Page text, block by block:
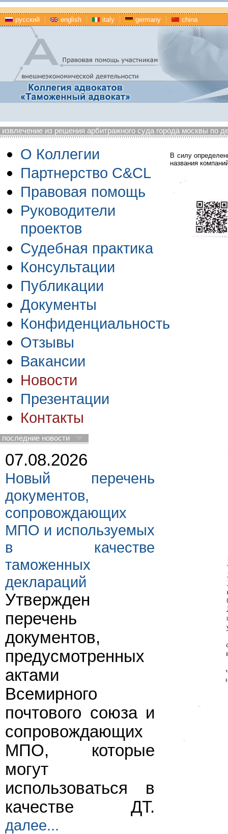
русский english italy germany china
извлечение из решения арбитражного суда города москвы по
О Коллегии
Партнерство C&CL
Правовая помощь
Руководители
проектов
Судебная практика
Консультации
Публикации
Документы
Конфиденциальность
Отзывы
Вакансии
Новости
Презентации
Контакты
последние новости
07.08.2026
Новый перечень
документов,
сопровождающих
МПО и используемых
в качестве
таможенных
деклараций
Утвержден
перечень
документов,
предусмотренных
актами
Всемирного
почтового союза и
сопровождающих
МПО, которые
могут
использоваться в
качестве ДТ.
далее...
В силу
названия